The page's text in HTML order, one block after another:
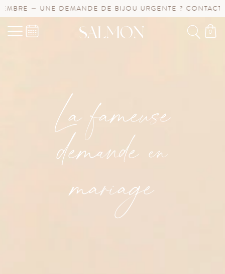
— UNE DEMANDE DE BIJOU URGENTE ? CONTACTEZ-
0
La fameuse
demande en
mariage